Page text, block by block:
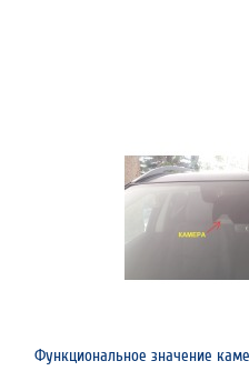
Функциональное значение